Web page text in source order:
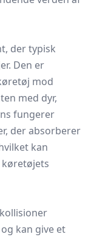
der typisk
Den er
mod
med dyr,
fungerer
der absorberer
kan
kan give et